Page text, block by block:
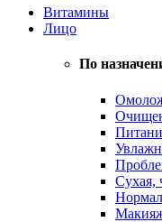
Витамины
Лицо
По
Сухая,